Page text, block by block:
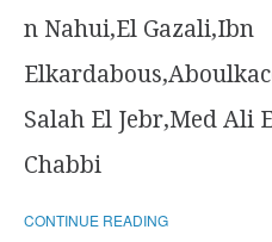
n Nahui,El Gazali,Ibn
Salah El Jebr,Med Ali
Chabbi
CONTINUE READING